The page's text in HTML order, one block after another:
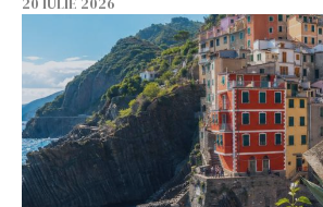
20 IULIE 2026